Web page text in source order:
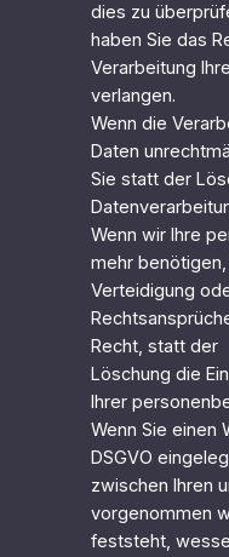
dies zu
haben Sie das
Verarbeitung
verlangen.
Wenn die
Daten
Sie statt der
Wenn wir Ihre
mehr
Verteidigung
Recht, statt der
Löschung die
Ihrer
Wenn Sie einen
DSGVO
zwischen Ihren
vorgenommen
feststeht,